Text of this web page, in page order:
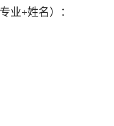
业+姓名）
：